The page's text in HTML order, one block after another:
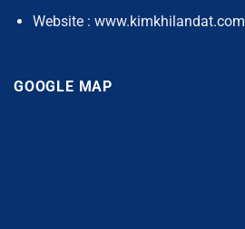
Website : www.kimkhilandat.com
GOOGLE MAP